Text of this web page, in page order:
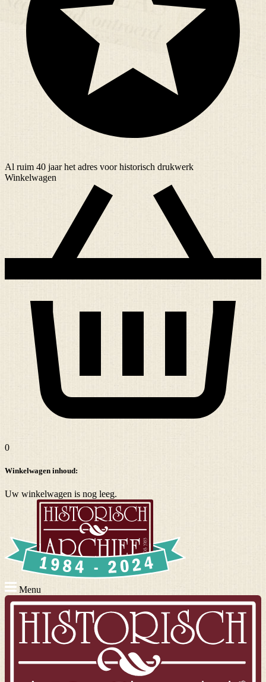
Al ruim 40 jaarhet adres voor historisch drukwerk
Winkelwagen
0
Winkelwagen inhoud:
Uw winkelwagen is nog leeg.
Menu